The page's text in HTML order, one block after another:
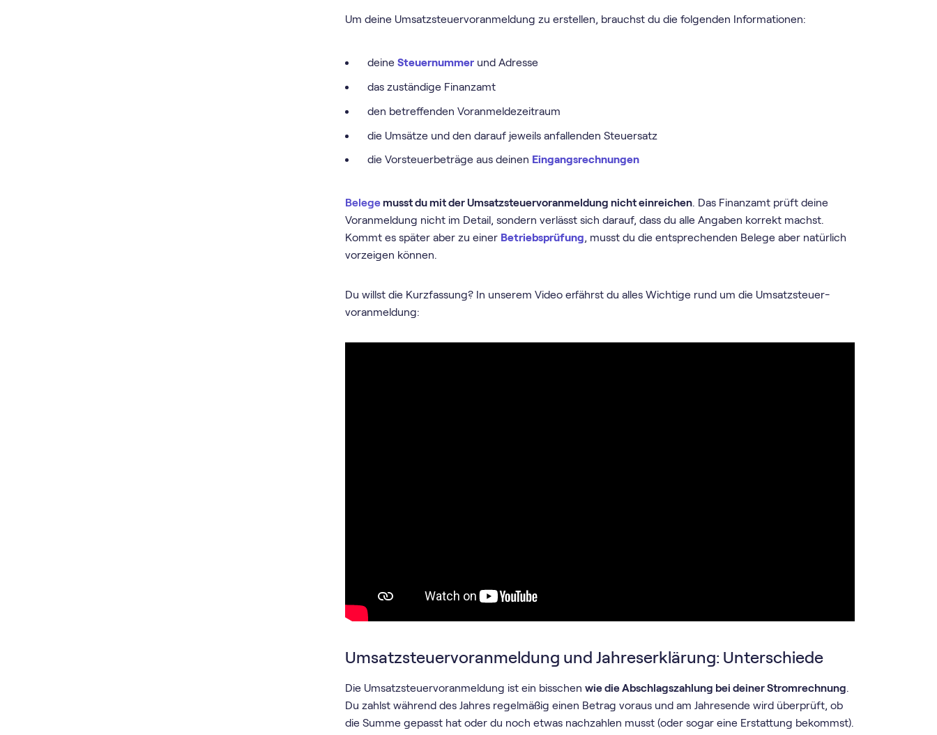
Um deine Umsatz­steuer­voranmeldung zu erstellen, brauchst du die folgenden Informationen:
deine Steuernummerund Adresse
das zuständige Finanzamt
den betreffenden Voranmeldezeitraum
die Umsätze und den darauf jeweils anfallenden Steuersatz
die Vorsteuerbeträge aus deinen Eingangsrechnungen
Belegemusst du mit der Umsatz­steuer­voranmeldung nicht einreichen. Das Finanzamt prüft deine
Voranmeldung nicht im Detail, sondern verlässt sich darauf, dass du alle Angaben korrekt machst.
Kommt es später aber zu einer Betriebsprüfung, musst du die entsprechenden Belege aber natürlich
vorzeigen können.
Du willst die Kurzfassung? In unserem Video erfährst du alles Wichtige rund um die Umsatz­steuer­
voranmeldung:
Umsatz­steuer­voranmeldung und Jahreserklärung: Unterschiede
Die Umsatz­steuer­voranmeldung ist ein bisschenwie die Abschlagszahlung bei deiner Stromrechnung.
Du zahlst während des Jahres regelmäßig einen Betrag voraus und am Jahresende wird überprüft, ob
die Summe gepasst hat oder du noch etwas nachzahlen musst (oder sogar eine Erstattung bekommst).